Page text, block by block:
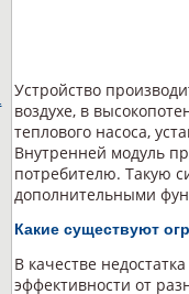
Устройство
воздухе, в
теплового насоса,
Внутренней модуль
потребителю. Такую
дополнительными
Какие существуют
В качестве
эффективности от